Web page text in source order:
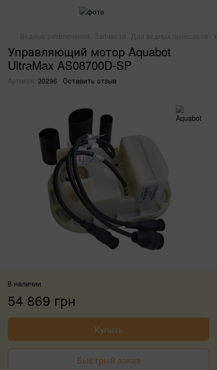
Водные развлечения Запчасти Для водных пылесосов
Управляющий мотор Aquabot
UltraMax AS08700D-SP
Артикул: 20296 Оставить отзыв
В наличии
54 869 грн
Купить
Быстрый заказ